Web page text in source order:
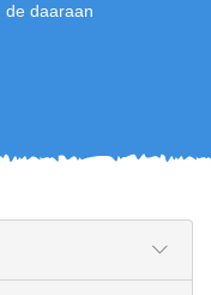
de daaraan